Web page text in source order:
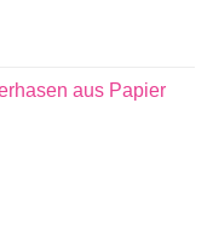
aus Papier